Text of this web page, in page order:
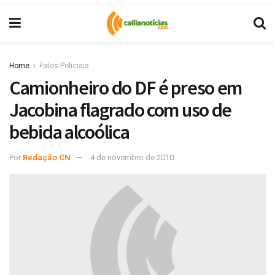
Home Fatos Policiais
Camionheiro do DF é preso em
Jacobina flagrado com uso de
bebida alcoólica
Por Redação CN 4 de novembro de 2010